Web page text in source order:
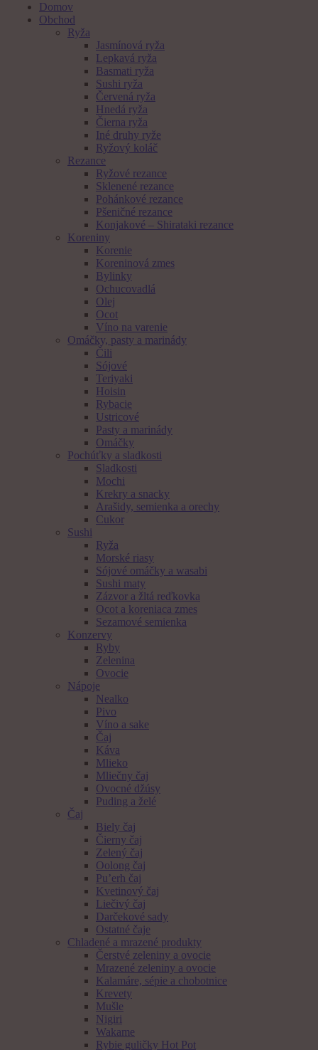
Domov
Obchod
Ryža
Jasmínová ryža
Lepkavá ryža
Basmati ryža
Sushi ryža
Červená ryža
Hnedá ryža
Čierna ryža
Iné druhy ryže
Ryžový koláč
Rezance
Ryžové rezance
Sklenené rezance
Pohánkové rezance
Pšeničné rezance
Konjakové – Shirataki rezance
Koreniny
Korenie
Koreninová zmes
Bylinky
Ochucovadlá
Olej
Ocot
Víno na varenie
Omáčky, pasty a marinády
Čili
Sójové
Teriyaki
Hoisin
Rybacie
Ustricové
Pasty a marinády
Omáčky
Pochúťky a sladkosti
Sladkosti
Mochi
Krekry a snacky
Arašidy, semienka a orechy
Cukor
Sushi
Ryža
Morské riasy
Sójové omáčky a wasabi
Sushi maty
Zázvor a žltá reďkovka
Ocot a koreniaca zmes
Sezamové semienka
Konzervy
Ryby
Zelenina
Ovocie
Nápoje
Nealko
Pivo
Víno a sake
Čaj
Káva
Mlieko
Mliečny čaj
Ovocné džúsy
Puding a želé
Čaj
Biely čaj
Čierny čaj
Zelený čaj
Oolong čaj
Pu’erh čaj
Kvetinový čaj
Liečivý čaj
Darčekové sady
Ostatné čaje
Chladené a mrazené produkty
Čerstvé zeleniny a ovocie
Mrazené zeleniny a ovocie
Kalamáre, sépie a chobotnice
Krevety
Mušle
Nigiri
Wakame
Rybie guličky Hot Pot